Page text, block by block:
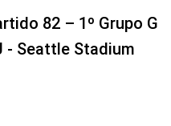
82 – 1º Grupo G
- Seattle Stadium